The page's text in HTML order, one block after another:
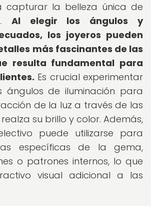
capturar la belleza única de
Al elegir los ángulos y
los joyeros pueden
más fascinantes de las
resulta fundamental para
Es crucial experimentar
ángulos de iluminación para
de la luz a través de las
su brillo y color. Además,
puede utilizarse para
específicas de la gema,
o patrones internos, lo que
visual adicional a las